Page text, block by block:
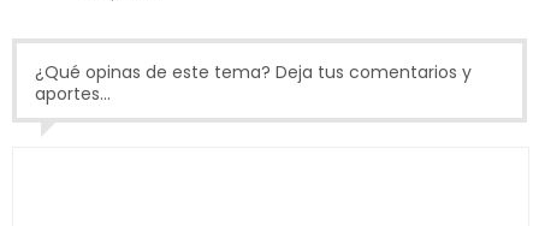
¿Qué opinas de este tema? Deja tus comentarios y
aportes...